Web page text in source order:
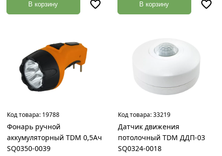
В корзину В корзину
Код товара: 19788
Фонарь ручной
аккумуляторный TDM 0,5Ач
SQ0350-0039
Код товара:33219
Датчик движения
потолочный TDM ДДП-03
SQ0324-0018